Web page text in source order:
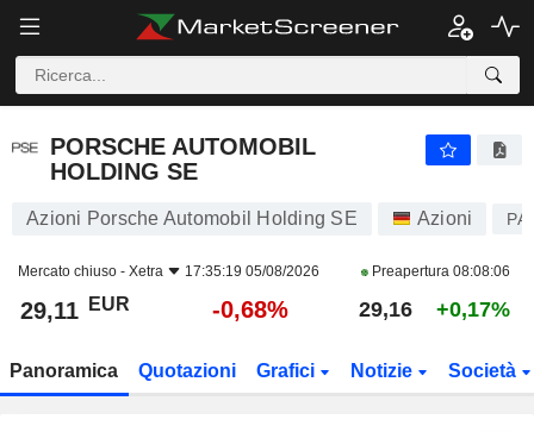
PORSCHE AUTOMOBIL
HOLDING SE
Azioni Porsche Automobil Holding SE Azioni
Mercato chiuso - Xetra 17:35:19 05/08/2026 Preapertura 08:08:06
29,11 EUR -0,68% 29,16 +0,17%
Panoramica Quotazioni Grafici Notizie Società